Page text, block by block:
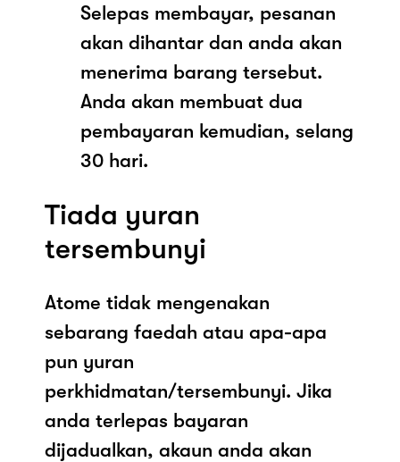
Selepas membayar, pesanan
akan dihantar dan anda akan
menerima barang tersebut.
Anda akan membuat dua
pembayaran kemudian, selang
30 hari.
Tiada yuran
tersembunyi
Atome tidak mengenakan
sebarang faedah atau apa-apa
pun yuran
perkhidmatan/tersembunyi. Jika
anda terlepas bayaran
dijadualkan, akaun anda akan